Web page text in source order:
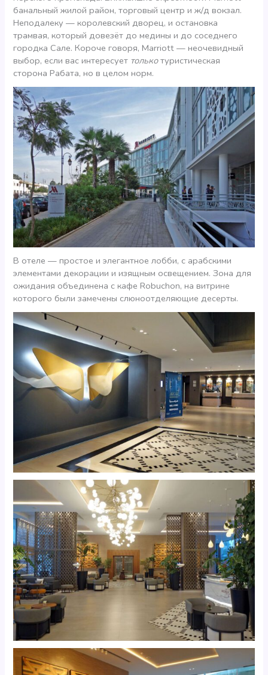
банальный жилой район, торговый центр и ж/д вокзал.
Неподалеку — королевский дворец, и остановка
трамвая, который довезёт до медины и до соседнего
городка Сале. Короче говоря, Marriott — неочевидный
выбор, если вас интересует толькотуристическая
сторона Рабата, но в целом норм.
В отеле — простое и элегантное лобби, с арабскими
элементами декорации и изящным освещением. Зона для
ожидания объединена с кафе Robuchon, на витрине
которого были замечены слюноотделяющие десерты.